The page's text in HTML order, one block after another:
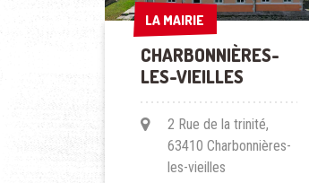
LA MAIRIE
LA MAIRIE
CHARBONNIÈRES-
LES-VIEILLES
2 Rue de la trinité,
63410 Charbonnières-
les-vieilles